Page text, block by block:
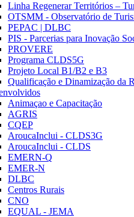
Linha Regenerar Territórios –
OTSMM - Observatório de
PEPAC | DLBC
PIS - Parcerias para Inovação
PROVERE
Programa CLDS5G
Projeto Local B1/B2 e B3
Qualificação e Dinamização da
Animaçao e Capacitação
AGRIS
CQEP
AroucaInclui - CLDS3G
AroucaInclui - CLDS
EMERN-Q
EMER-N
DLBC
Centros Rurais
CNO
EQUAL - JEMA